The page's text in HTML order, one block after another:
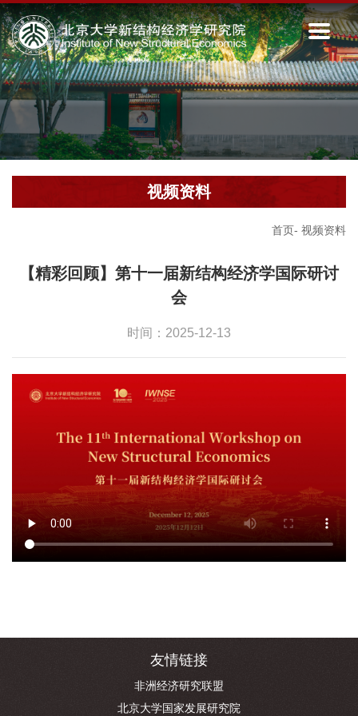
首页- 视频资料
视频资料
【精彩回顾】第十一届新结构经济学国际研讨
会
时间：2025-12-13
友情链接
非洲经济研究联盟
北京大学国家发展研究院